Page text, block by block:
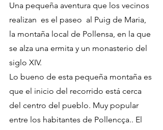
Una pequeña aventura que los vecinos
realizan  es el paseo  al Puig de Maria,
la montaña local de Pollensa, en la que
se alza una ermita y un monasterio del
siglo XIV.
Lo bueno de esta pequeña montaña es
que el inicio del recorrido está cerca
del centro del pueblo. Muy popular
entre los habitantes de Pollencça.. El